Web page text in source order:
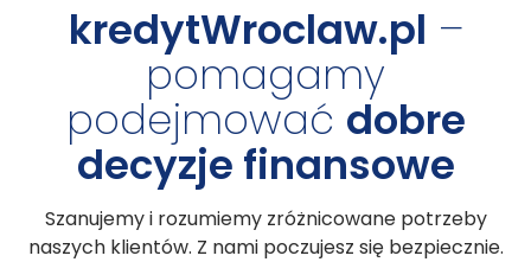
kredytWroclaw.pl –
pomagamy
podejmować dobre
decyzje finansowe
Szanujemy i rozumiemy zróżnicowane potrzeby
naszych klientów. Z nami poczujesz się bezpiecznie.